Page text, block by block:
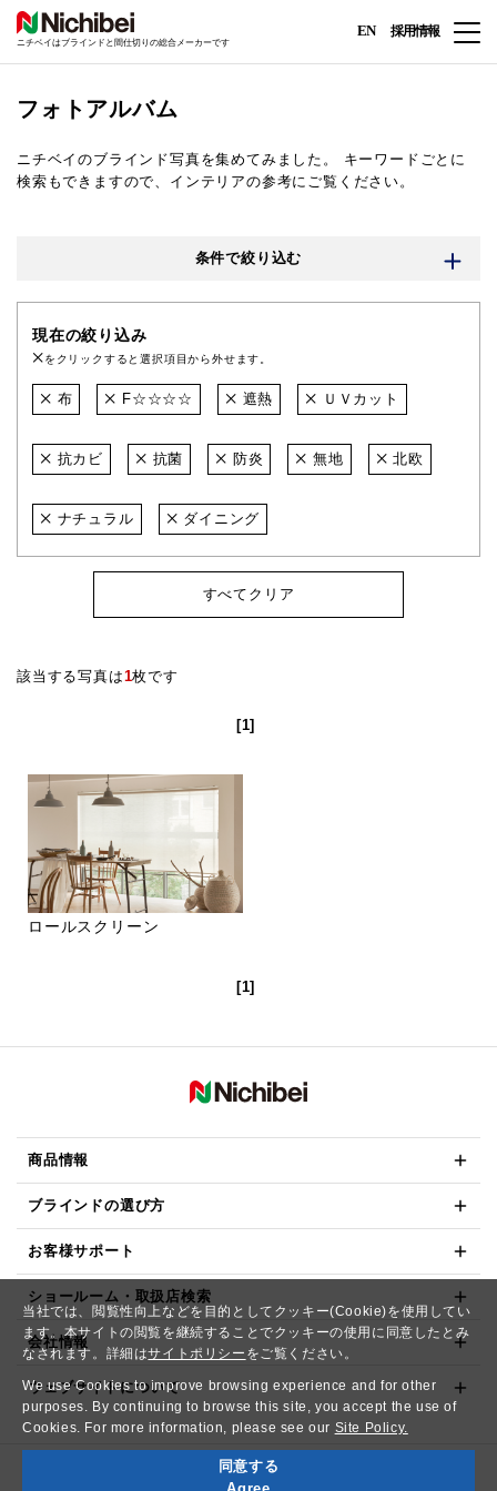
当社では、閲覧性向上などを目的としてクッキー(Cookie)を使用してい
ます。本サイトの閲覧を継続することでクッキーの使用に同意したとみ
なされます。詳細はサイトポリシー をご覧ください。
We use Cookies to improve browsing experience and for other
purposes. By continuing to browse this site, you accept the use of
Cookies. For more information, please see our Site Policy.
同意する
ニチベイはブラインドと間仕切りの総合メーカーです
EN 採用情報
フォトアルバム
ニチベイのブラインド写真を集めてみました。
キーワードごとに
検索もできますので、インテリアの参考にご覧ください。
条件で絞り込む
現在の絞り込み
をクリックすると選択項目から外せます。
布 F☆☆☆☆ 遮熱 ＵＶカット
抗カビ 抗菌 防炎 無地 北欧
ナチュラル ダイニング
すべてクリア
該当する写真は1枚です
[1]
ロールスクリーン
[1]
商品情報
ブラインドの選び方
お客様サポート
ショールーム・取扱店検索
会社情報
ウェブサイトについて
Copyright© NICHIBEI CO.,LTD. All Rights Reserved.